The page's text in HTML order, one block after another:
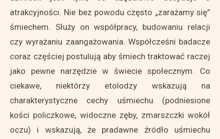
atrakcyjności. Nie bez powodu często „zarażamy się”
śmiechem. Służy on współpracy, budowaniu relacji
czy wyrażaniu zaangażowania. Współcześni badacze
coraz częściej postulują aby śmiech traktować raczej
jako pewne narzędzie w świecie społecznym. Co
ciekawe, niektórzy etolodzy wskazują na
charakterystyczne cechy uśmiechu (podniesione
kości policzkowe, widoczne zęby, zmarszczki wokół
oczu) i wskazują, że pradawne źródło uśmiechu